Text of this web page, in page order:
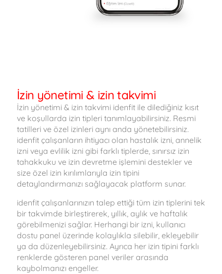
İzin yönetimi & izin takvimi
İzin yönetimi & izin takvimi idenfit ile dilediğiniz kısıt
ve koşullarda izin tipleri tanımlayabilirsiniz. Resmi
tatilleri ve özel izinleri aynı anda yönetebilirsiniz.
idenfit çalışanların ihtiyacı olan hastalık izni, annelik
izni veya evlilik izni gibi farklı tiplerde, sınırsız izin
tahakkuku ve izin devretme işlemini destekler ve
size özel izin kırılımlarıyla izin tipini
detaylandırmanızı sağlayacak platform sunar.
idenfit çalışanlarınızın talep ettiği tüm izin tiplerini tek
bir takvimde birleştirerek, yıllık, aylık ve haftalık
görebilmenizi sağlar. Herhangi bir izni, kullanıcı
dostu panel üzerinde kolaylıkla silebilir, ekleyebilir
ya da düzenleyebilirsiniz. Ayrıca her izin tipini farklı
renklerde gösteren panel veriler arasında
kaybolmanızı engeller.